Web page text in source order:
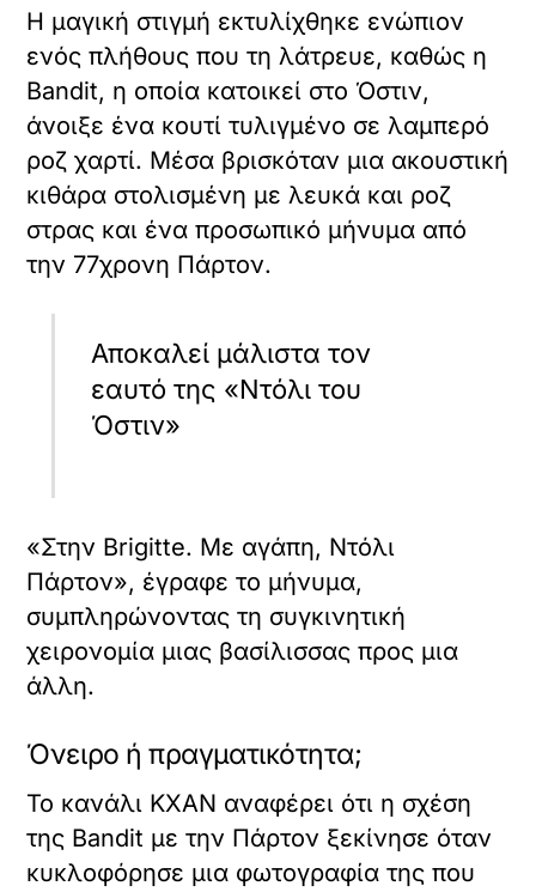
Η μαγική στιγμή εκτυλίχθηκε ενώπιον
ενός πλήθους που τη λάτρευε, καθώς η
Bandit, η οποία κατοικεί στο Όστιν,
άνοιξε ένα κουτί τυλιγμένο σε λαμπερό
ροζ χαρτί. Μέσα βρισκόταν μια ακουστική
κιθάρα στολισμένη με λευκά και ροζ
στρας και ένα προσωπικό μήνυμα από
την 77χρονη Πάρτον.
Αποκαλεί μάλιστα τον
εαυτό της «Ντόλι του
Όστιν»
«Στην Brigitte. Με αγάπη, Ντόλι
Πάρτον», έγραφε το μήνυμα,
συμπληρώνοντας τη συγκινητική
χειρονομία μιας βασίλισσας προς μια
άλλη.
Όνειρο ή πραγματικότητα;
Το κανάλι KXAN αναφέρει ότι η σχέση
της Bandit με την Πάρτον ξεκίνησε όταν
κυκλοφόρησε μια φωτογραφία της που